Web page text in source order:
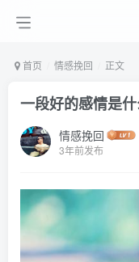
首页 情感挽回 正文
一段好的感情是
情感挽回
3年前发布